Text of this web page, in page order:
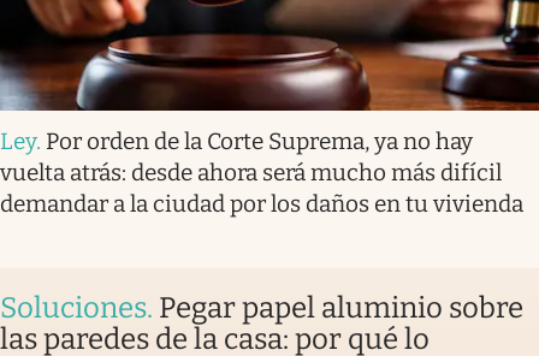
Ley. Por orden de la Corte Suprema, ya no hay
vuelta atrás: desde ahora será mucho más difícil
demandar a la ciudad por los daños en tu vivienda
Soluciones. Pegar papel aluminio sobre
las paredes de la casa: por qué lo